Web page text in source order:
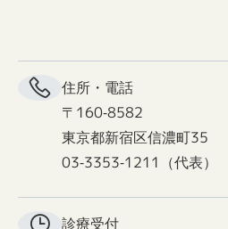
住所・電話
〒160-8582
東京都新宿区信濃町35
03-3353-1211（代表）
診療受付